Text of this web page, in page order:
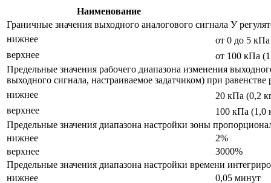
Наименование
Граничные значения выходного аналогового сигнала У
нижнее
от 0 до 5
верхнее
от 100 кПа
Предельные значения рабочего диапазона изменения
выходного сигнала, настраиваемое задатчиком) при
нижнее
20 кПа (0,2
верхнее
100 кПа (1,0
Предельные значения диапазона настройки зоны
нижнее
2%
верхнее
3000%
Предельные значения диапазона настройки времени
нижнее
0,05 минут